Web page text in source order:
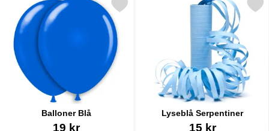
Balloner Blå
19 kr
Markér balloner Blå som favorit
Lyseblå Serpentiner
Varenr 1251015 kr
Markér lyseblå